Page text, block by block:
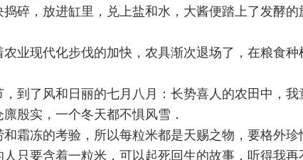
碎，放进缸里，兑上盐和水，大酱便踏上了发酵
业现代化步伐的加快，农具渐次退场了，在粮食
到了风和日丽的七月八月：长势喜人的农田中，
殷实，一个冬天都不惧风雪．
霜冻的考验，所以每粒米都是天赐之物，要格外
只要含着一粒米，可以起死回生的故事，听得我